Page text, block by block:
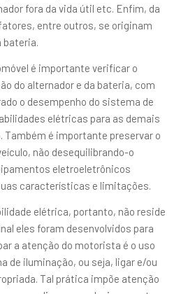
fora da vida útil etc. Enfim, da
entre outros, se originam
bateria.
é importante verificar o
do alternador e da bateria, com
o desempenho do sistema de
elétricas para as demais
Também é importante preservar o
não desequilibrando-o
eletroeletrônicos
características e limitações.
elétrica, portanto, não reside
eles foram desenvolvidos para
a atenção do motorista é o uso
de iluminação, ou seja, ligar e/ou
Tal prática impõe atenção